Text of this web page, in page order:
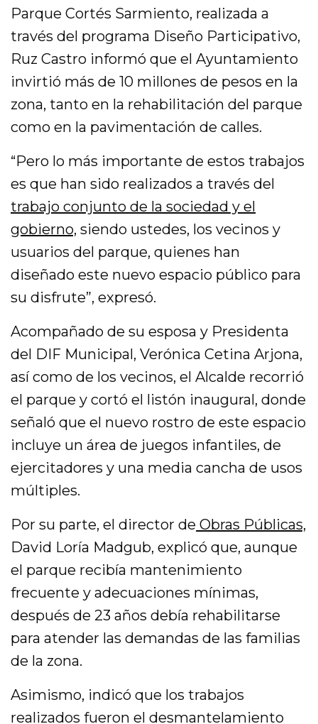
Parque Cortés Sarmiento, realizada a
través del programa Diseño Participativo,
Ruz Castro informó que el Ayuntamiento
invirtió más de 10 millones de pesos en la
zona, tanto en la rehabilitación del parque
como en la pavimentación de calles.
“Pero lo más importante de estos trabajos
es que han sido realizados a través del
trabajo conjunto de la sociedad y el
gobierno, siendo ustedes, los vecinos y
usuarios del parque, quienes han
diseñado este nuevo espacio público para
su disfrute”, expresó.
Acompañado de su esposa y Presidenta
del DIF Municipal, Verónica Cetina Arjona,
así como de los vecinos, el Alcalde recorrió
el parque y cortó el listón inaugural, donde
señaló que el nuevo rostro de este espacio
incluye un área de juegos infantiles, de
ejercitadores y una media cancha de usos
múltiples.
Por su parte, el director de Obras Públicas,
David Loría Madgub, explicó que, aunque
el parque recibía mantenimiento
frecuente y adecuaciones mínimas,
después de 23 años debía rehabilitarse
para atender las demandas de las familias
de la zona.
Asimismo, indicó que los trabajos
realizados fueron el desmantelamiento